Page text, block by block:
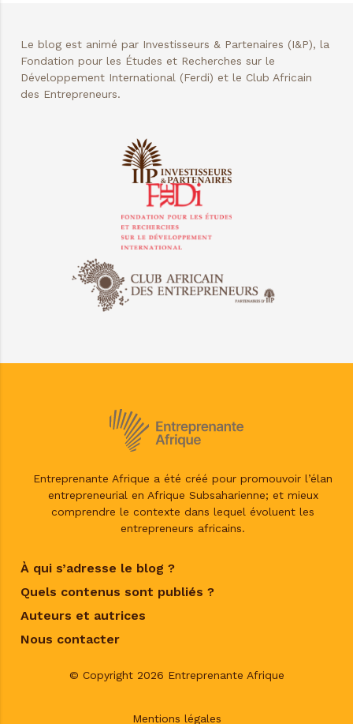
Le blog est animé par Investisseurs & Partenaires (I&P), la
Fondation pour les Études et Recherches sur le
Développement International (Ferdi) et le Club Africain
des Entrepreneurs.
Entreprenante Afrique a été créé pour promouvoir l’élan
entrepreneurial en Afrique Subsaharienne; et mieux
comprendre le contexte dans lequel évoluent les
entrepreneurs africains.
À qui s’adresse le blog ?
Quels contenus sont publiés ?
Auteurs et autrices
Nous contacter
© Copyright 2026 Entreprenante Afrique
Mentions légales